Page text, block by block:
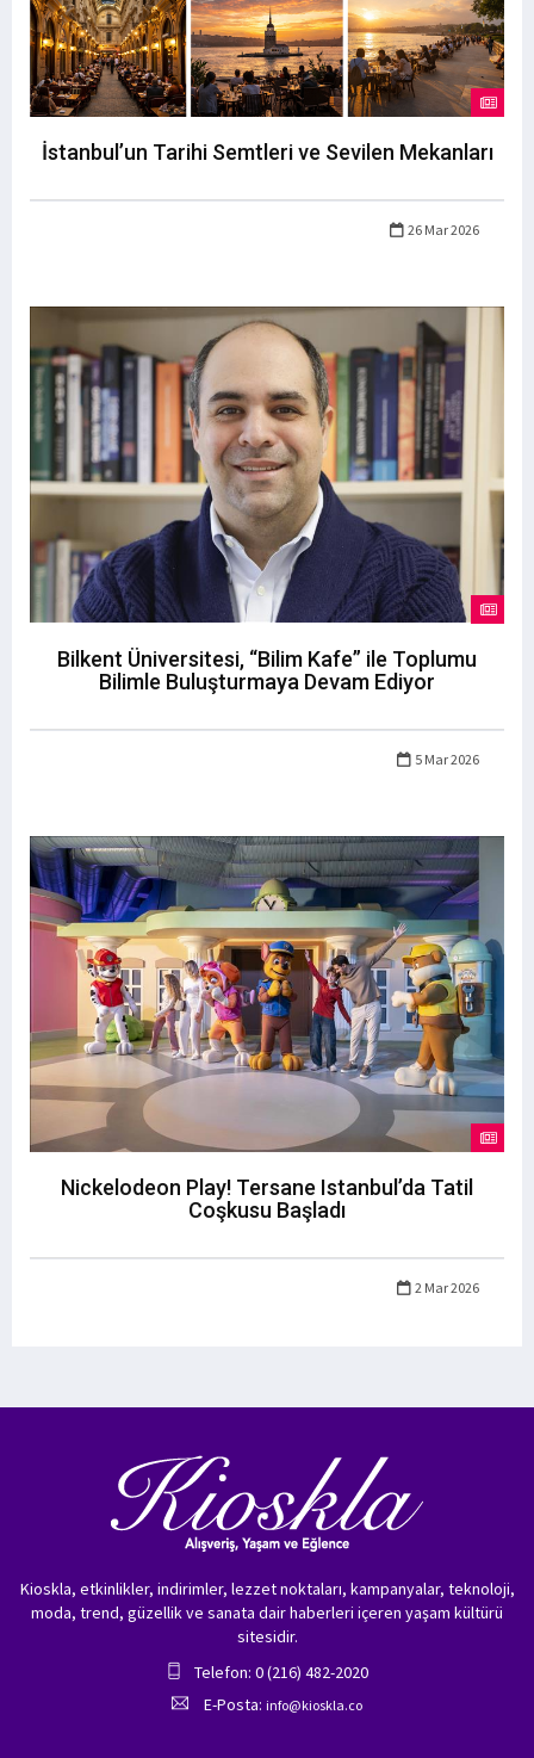
İstanbul’un Tarihi Semtleri ve Sevilen Mekanları
26 Mar 2026
Bilkent Üniversitesi, “Bilim Kafe” ile Toplumu
Bilimle Buluşturmaya Devam Ediyor
5 Mar 2026
Nickelodeon Play! Tersane Istanbul’da Tatil
Coşkusu Başladı
2 Mar 2026
Kioskla, etkinlikler, indirimler, lezzet noktaları, kampanyalar, teknoloji,
moda, trend, güzellik ve sanata dair haberleri içeren yaşam kültürü
sitesidir.
Telefon: 0 (216) 482-2020
E-Posta: info@kioskla.co